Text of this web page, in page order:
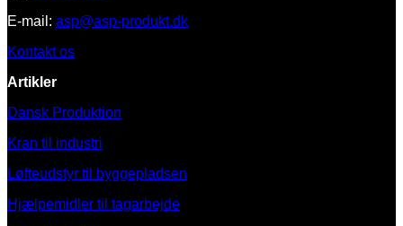
E-mail: asp@asp-produkt.dk
Kontakt os
Artikler
Dansk Produktion
Kran til industri
Løfteudstyr til byggepladsen
Hjælpemidler til tagarbejde